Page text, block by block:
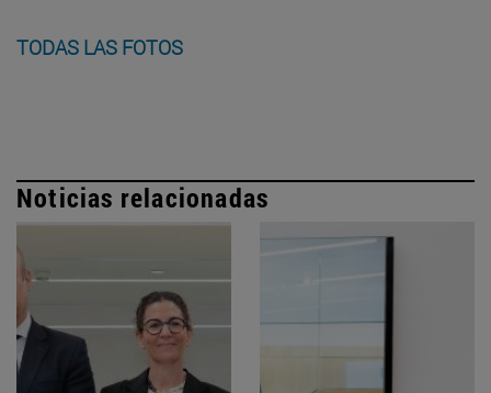
TODAS LAS FOTOS
Noticias relacionadas